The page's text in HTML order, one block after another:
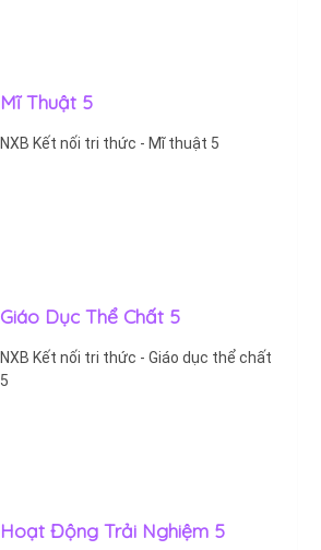
Mĩ Thuật 5
NXB Kết nối tri thức - Mĩ thuật 5
Giáo Dục Thể Chất 5
NXB Kết nối tri thức - Giáo dục thể chất
5
Hoạt Động Trải Nghiệm 5